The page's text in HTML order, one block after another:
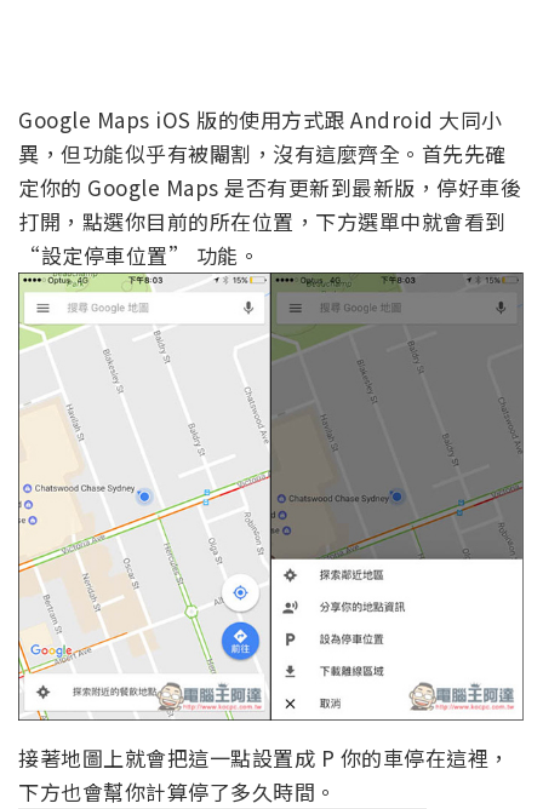
Google Maps iOS 版的使用方式跟 Android 大同小
異，但功能似乎有被閹割，沒有這麼齊全。首先先確
定你的 Google Maps 是否有更新到最新版，停好車後
打開，點選你目前的所在位置，下方選單中就會看到
“設定停車位置” 功能。
接著地圖上就會把這一點設置成 P 你的車停在這裡，
下方也會幫你計算停了多久時間。